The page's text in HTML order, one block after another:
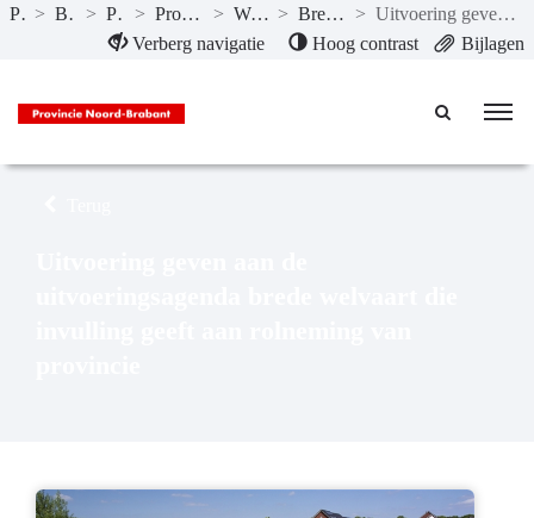
Naar hoofdinhoud
Publicaties> Begroting 2024 > Programma’s> Programma 1 Bestuur en veiligheid > Wat willen we bereiken? > Brede Welvaart incl. Gezondheid >
Uitvoering geven aan de uitvoeringsagenda brede welvaart die invulling geeft aan rolneming van provincie
Verberg navigatie
Hoog contrast Bijlagen